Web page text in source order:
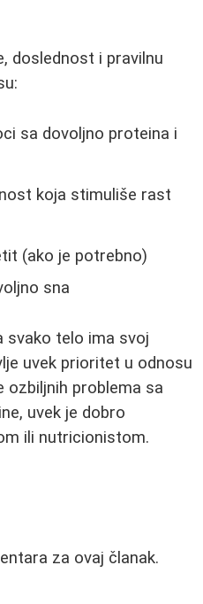
doslednost i pravilnu
sa dovoljno proteina i
koja stimuliše rast
(ako je potrebno)
sna
svako telo ima svoj
uvek prioritet u odnosu
ozbiljnih problema sa
uvek je dobro
ili nutricionistom.
za ovaj članak.